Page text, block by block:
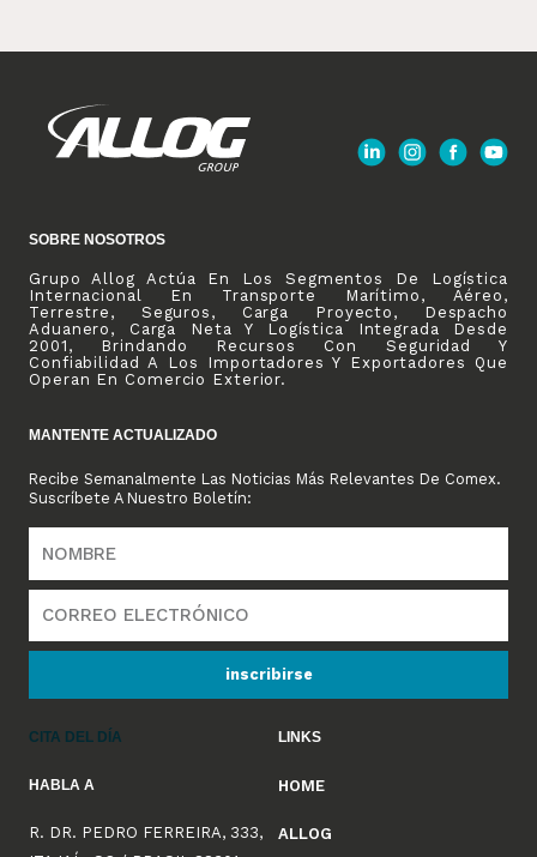
SOBRE NOSOTROS
Grupo Allog Actúa En Los Segmentos De Logística
Internacional En Transporte Marítimo, Aéreo,
Terrestre, Seguros, Carga Proyecto, Despacho
Aduanero, Carga Neta Y Logística Integrada Desde
2001, Brindando Recursos Con Seguridad Y
Confiabilidad A Los Importadores Y Exportadores Que
Operan En Comercio Exterior.
MANTENTE ACTUALIZADO
Recibe Semanalmente Las Noticias Más Relevantes De Comex.
Suscríbete A Nuestro Boletín:
inscribirse
CITA DEL DÍA
HABLA A
R. DR. PEDRO FERREIRA, 333,
LINKS
HOME
ALLOG